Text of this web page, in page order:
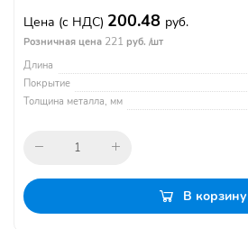
Цена (с НДС) 200.48 руб.
Розничная цена 221 руб. /шт
Длина
Покрытие
Толщина металла, мм
В корзину